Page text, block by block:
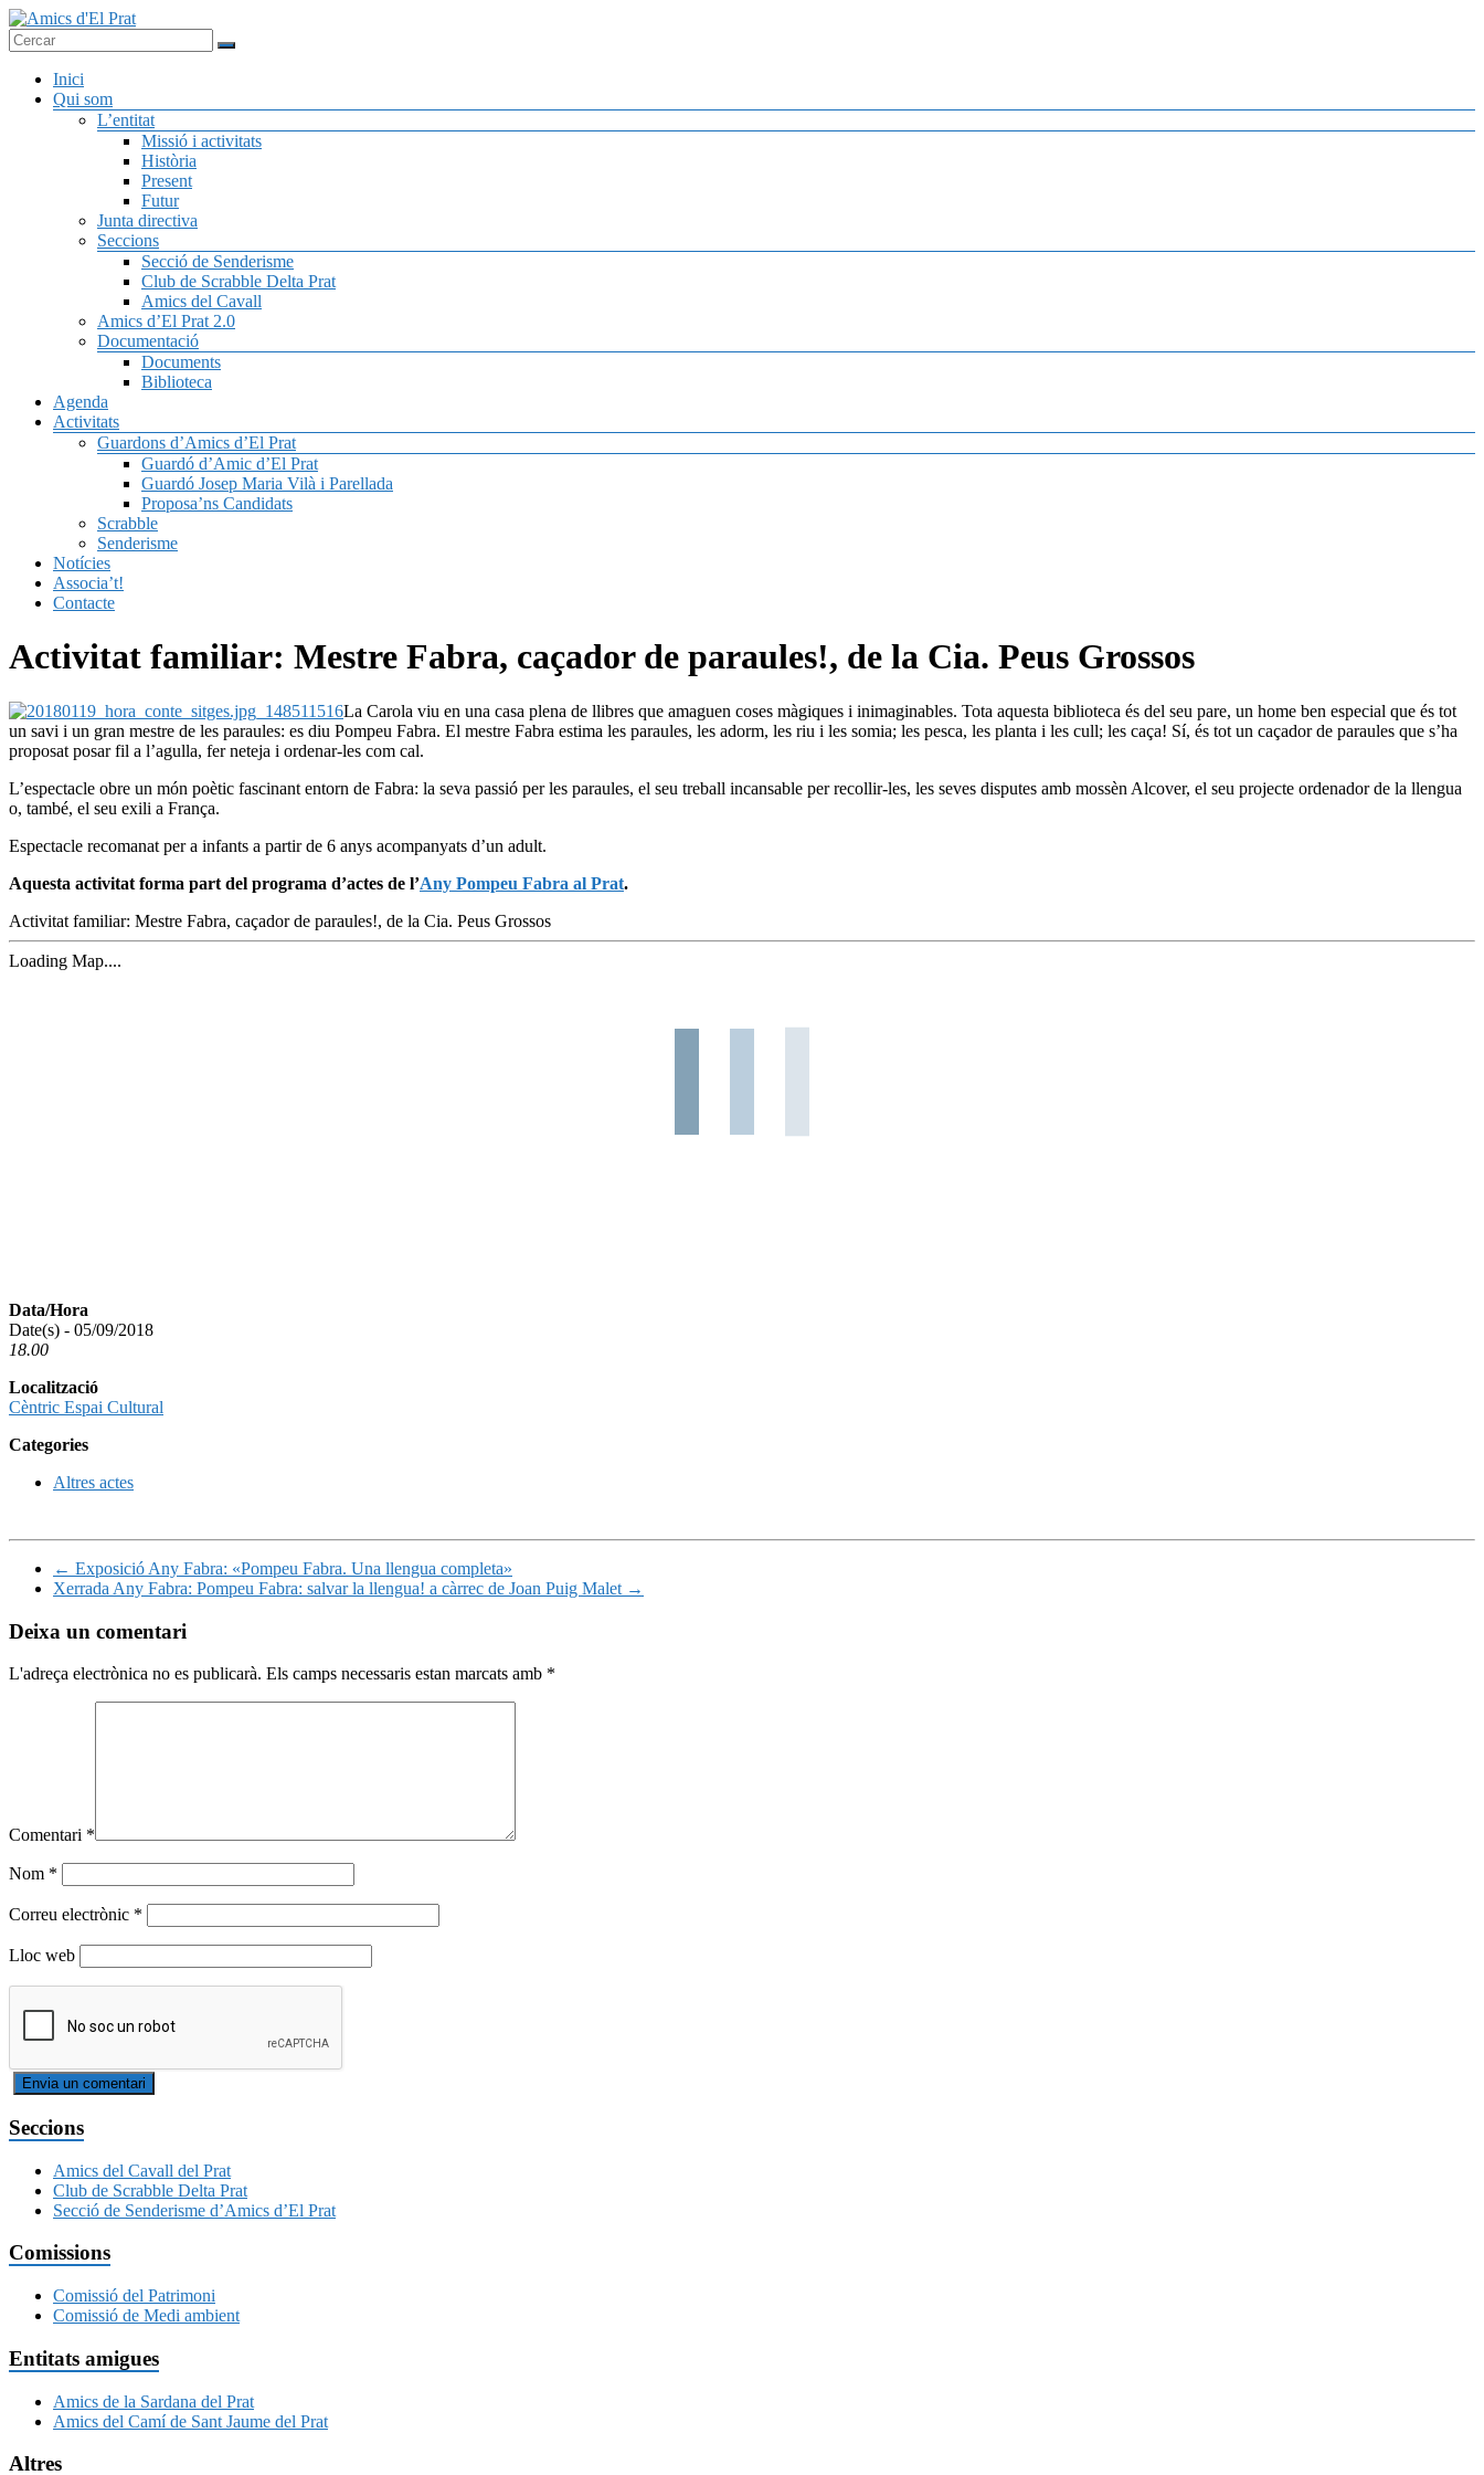
Skip
to
content
Amics
d'El
Prat
Associació
seixantenària
nascuda amb
la finalitat de
Menú
Inici
Qui som
L’entitat
Missió i activitats
Història
Present
Futur
Junta directiva
Seccions
Secció de Senderisme
Club de Scrabble Delta Prat
Amics del Cavall
Amics d’El Prat 2.0
Documentació
Documents
Biblioteca
Agenda
Activitats
Guardons d’Amics d’El Prat
Guardó d’Amic d’El Prat
Guardó Josep Maria Vilà i Parellada
Proposa’ns Candidats
Scrabble
Senderisme
Notícies
Associa’t!
Contacte
Activitat familiar: Mestre Fabra, caçador de paraules!, de la Cia. Peus Grossos
La Carola viu en una casa plena de llibres que amaguen coses màgiques i inimaginables. Tota aquesta biblioteca és del seu pare, un home ben especial que és tot
un savi i un gran mestre de les paraules: es diu Pompeu Fabra. El mestre Fabra estima les paraules, les adorm, les riu i les somia; les pesca, les planta i les cull; les caça! Sí, és tot un caçador de paraules que s’ha
proposat posar fil a l’agulla, fer neteja i ordenar-les com cal.
L’espectacle obre un món poètic fascinant entorn de Fabra: la seva passió per les paraules, el seu treball incansable per recollir-les, les seves disputes amb mossèn Alcover, el seu projecte ordenador de la llengua
o, també, el seu exili a França.
Espectacle recomanat per a infants a partir de 6 anys acompanyats d’un adult.
Aquesta activitat forma part del programa d’actes de l’Any Pompeu Fabra al Prat.
Activitat familiar: Mestre Fabra, caçador de paraules!, de la Cia. Peus Grossos
Loading Map....
Data/Hora
Date(s) - 05/09/2018
18.00
Localització
Cèntric Espai Cultural
Categories
Altres actes
← Exposició Any Fabra: «Pompeu Fabra. Una llengua completa»
Xerrada Any Fabra: Pompeu Fabra: salvar la llengua! a càrrec de Joan Puig Malet →
Deixa un comentari
L'adreça electrònica no es publicarà. Els camps necessaris estan marcats amb *
Comentari *
Nom *
Correu electrònic *
Lloc web
Seccions
Amics del Cavall del Prat
Club de Scrabble Delta Prat
Secció de Senderisme d’Amics d’El Prat
Comissions
Comissió del Patrimoni
Comissió de Medi ambient
Entitats amigues
Amics de la Sardana del Prat
Amics del Camí de Sant Jaume del Prat
Altres